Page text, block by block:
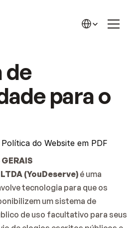
no WhatsApp
ACATE
de
para o
do Website em PDF
GERAIS
(YouDeserve) é uma
tecnologia para que os
um sistema de
de uso facultativo para seus